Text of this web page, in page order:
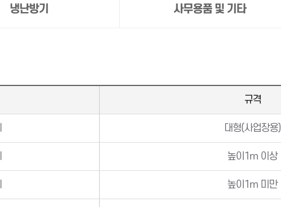
냉난방기 사무용품 및 기타
규격
대형(사업장용)
높이1m 이상
높이1m 미만